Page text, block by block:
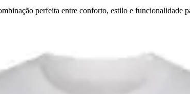
perfeita entre conforto, estilo e funcionalidade